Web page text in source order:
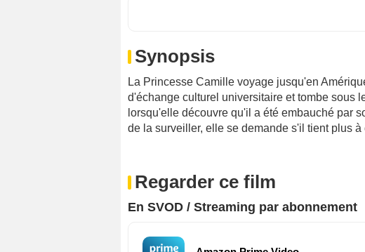
Synopsis
La Princesse Camille voyage jusqu'en
d'échange culturel universitaire et tombe sous
lorsqu'elle découvre qu'il a été embauché par
de la surveiller, elle se demande s'il tient plus à
Regarder ce film
En SVOD / Streaming par abonnement